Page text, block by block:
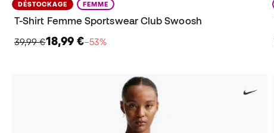
DÉSTOCKAGE FEMME
T-Shirt Femme Sportswear Club Swoosh
39,99 €18,99 €−53%